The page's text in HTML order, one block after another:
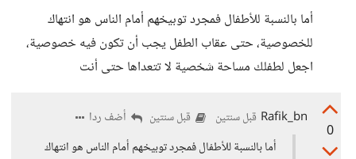
أما بالنسبة للأطفال فمجرد توبيخهم أمام الناس هو انتهاك
للخصوصية، حتى عقاب الطفل يجب أن تكون فيه خصوصية،
اجعل لطفلك مساحة شخصية لا تتعداها حتى أنت
0
Rafik_bn قبل سنتين قبل سنتين
أضف ردا
أما بالنسبة للأطفال فمجرد توبيخهم أمام الناس هو انتهاك